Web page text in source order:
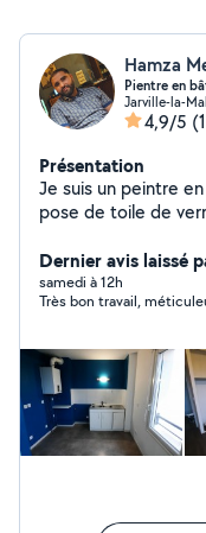
Hamza
Pientre en
Jarville-la-
4,9/5
Présentation
Je suis un peintre en bâtiment
pose de toile de
travail et sérieux
Dernier avis laissé
samedi à 12h
Très bon travail,